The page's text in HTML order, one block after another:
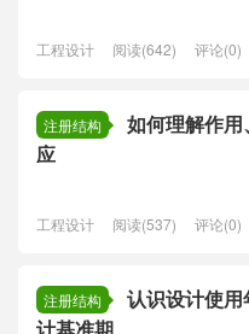
工程设计 阅读(642) 评论(0)
注册结构
如何理解作
应
工程设计 阅读(537) 评论(0)
注册结构
认识设计使